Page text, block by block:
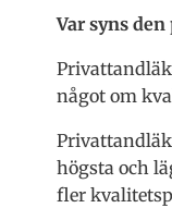
Var syns
något om
högsta och
fler